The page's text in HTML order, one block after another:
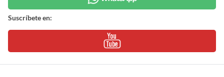
Suscríbete en: